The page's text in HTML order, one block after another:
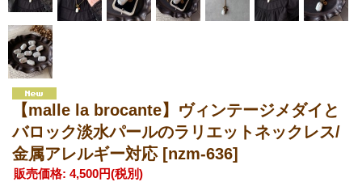
【malle la brocante】ヴィンテージメダイと
バロック淡水パールのラリエットネックレス/
金属アレルギー対応 [nzm-636]
販売価格: 4,500円(税別)